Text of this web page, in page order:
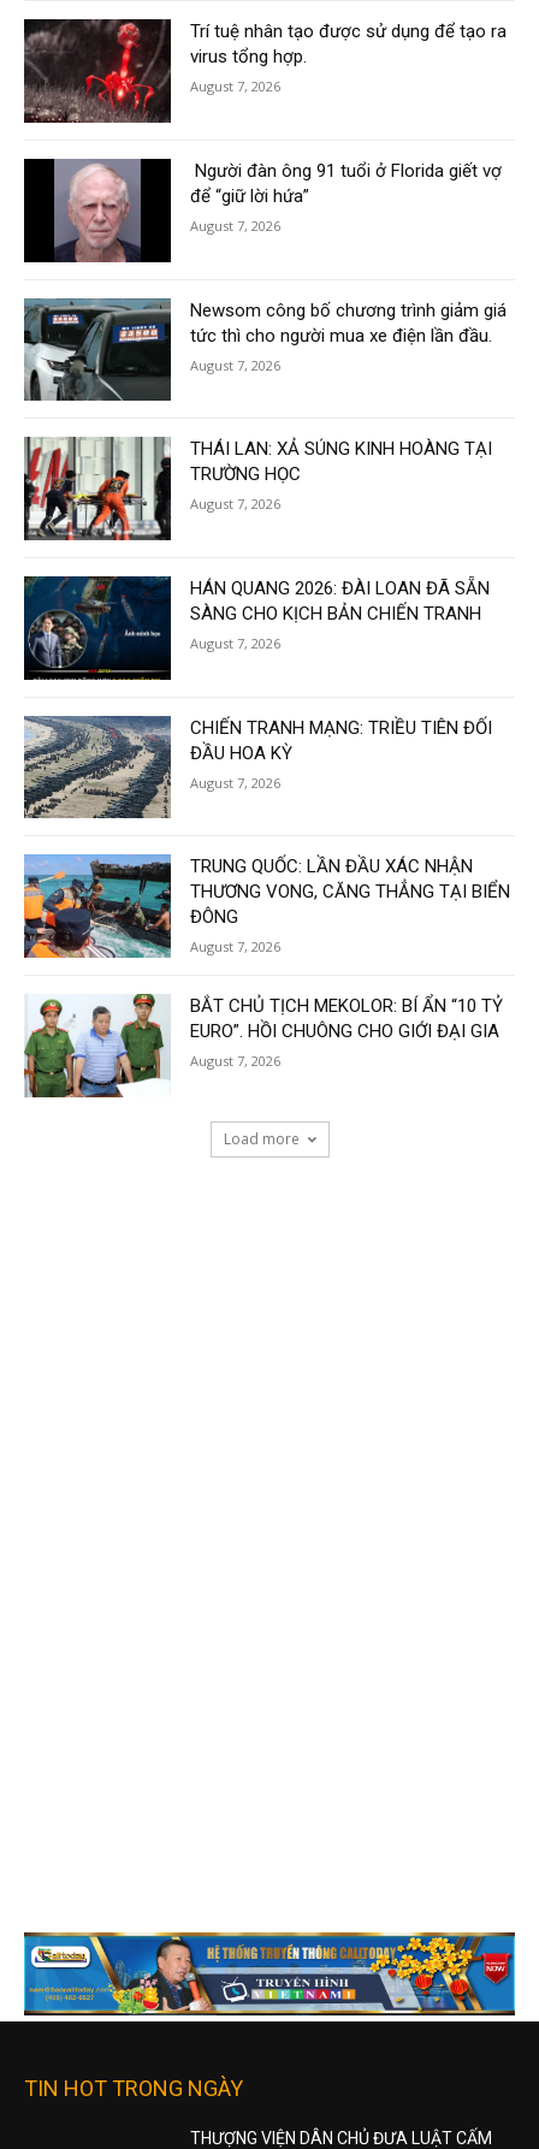
Trí tuệ nhân tạo được sử dụng để tạo ra
virus tổng hợp.
August 7, 2026
Người đàn ông 91 tuổi ở Florida giết vợ
để “giữ lời hứa”
August 7, 2026
Newsom công bố chương trình giảm giá
tức thì cho người mua xe điện lần đầu.
August 7, 2026
THÁI LAN: XẢ SÚNG KINH HOÀNG TẠI
TRƯỜNG HỌC
August 7, 2026
HÁN QUANG 2026: ĐÀI LOAN ĐÃ SẴN
SÀNG CHO KỊCH BẢN CHIẾN TRANH
August 7, 2026
CHIẾN TRANH MẠNG: TRIỀU TIÊN ĐỐI
ĐẦU HOA KỲ
August 7, 2026
TRUNG QUỐC: LẦN ĐẦU XÁC NHẬN
THƯƠNG VONG, CĂNG THẲNG TẠI BIỂN
ĐÔNG
August 7, 2026
BẮT CHỦ TỊCH MEKOLOR: BÍ ẨN “10 TỶ
EURO”. HỒI CHUÔNG CHO GIỚI ĐẠI GIA
August 7, 2026
Load more
TIN HOT TRONG NGÀY
THƯỢNG VIỆN DÂN CHỦ ĐƯA LUẬT CẤM